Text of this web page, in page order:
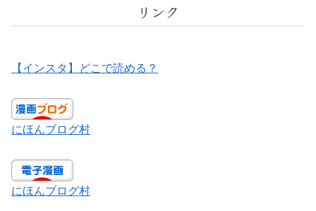
リンク
【インスタ】どこで読める？
にほんブログ村
にほんブログ村